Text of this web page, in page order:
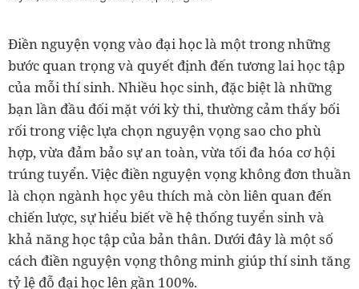
Điền nguyện vọng vào đại học là một trong những
bước quan trọng và quyết định đến tương lai học tập
của mỗi thí sinh. Nhiều học sinh, đặc biệt là những
bạn lần đầu đối mặt với kỳ thi, thường cảm thấy bối
rối trong việc lựa chọn nguyện vọng sao cho phù
hợp, vừa đảm bảo sự an toàn, vừa tối đa hóa cơ hội
trúng tuyển. Việc điền nguyện vọng không đơn thuần
là chọn ngành học yêu thích mà còn liên quan đến
chiến lược, sự hiểu biết về hệ thống tuyển sinh và
khả năng học tập của bản thân. Dưới đây là một số
cách điền nguyện vọng thông minh giúp thí sinh tăng
tỷ lệ đỗ đại học lên gần 100%.